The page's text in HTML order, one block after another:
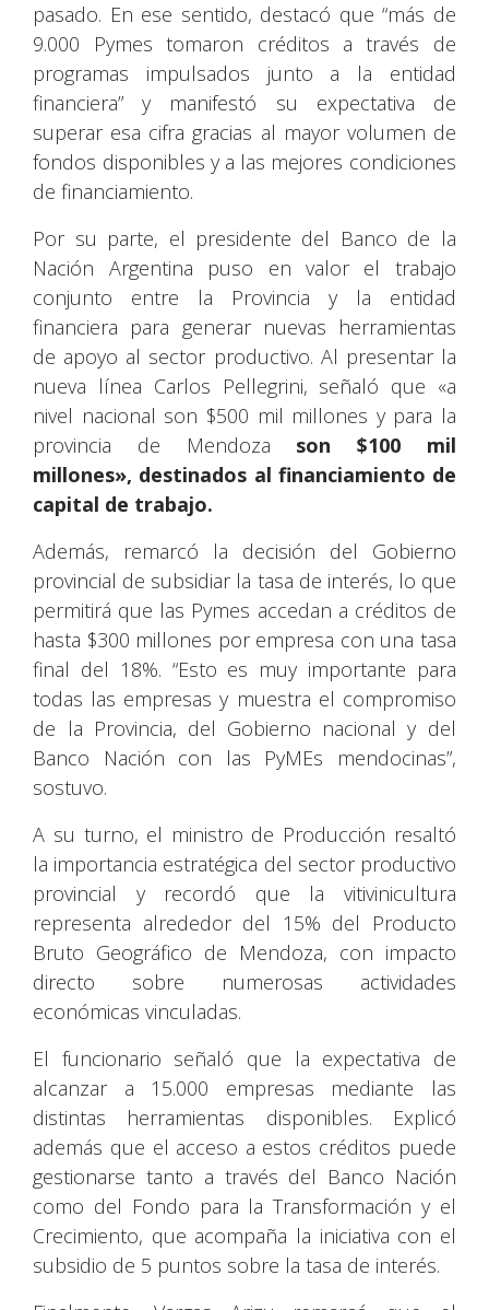
pasado. En ese sentido, destacó que “más de
9.000 Pymes tomaron créditos a través de
programas impulsados junto a la entidad
financiera” y manifestó su expectativa de
superar esa cifra gracias al mayor volumen de
fondos disponibles y a las mejores condiciones
de financiamiento.
Por su parte, el presidente del Banco de la
Nación Argentina puso en valor el trabajo
conjunto entre la Provincia y la entidad
financiera para generar nuevas herramientas
de apoyo al sector productivo. Al presentar la
nueva línea Carlos Pellegrini, señaló que «a
nivel nacional son $500 mil millones y para la
provincia de Mendoza son $100 mil
millones», destinados al financiamiento de
capital de trabajo.
Además, remarcó la decisión del Gobierno
provincial de subsidiar la tasa de interés, lo que
permitirá que las Pymes accedan a créditos de
hasta $300 millones por empresa con una tasa
final del 18%. “Esto es muy importante para
todas las empresas y muestra el compromiso
de la Provincia, del Gobierno nacional y del
Banco Nación con las PyMEs mendocinas”,
sostuvo.
A su turno, el ministro de Producción resaltó
la importancia estratégica del sector productivo
provincial y recordó que la vitivinicultura
representa alrededor del 15% del Producto
Bruto Geográfico de Mendoza, con impacto
directo sobre numerosas actividades
económicas vinculadas.
El funcionario señaló que la expectativa de
alcanzar a 15.000 empresas mediante las
distintas herramientas disponibles. Explicó
además que el acceso a estos créditos puede
gestionarse tanto a través del Banco Nación
como del Fondo para la Transformación y el
Crecimiento, que acompaña la iniciativa con el
subsidio de 5 puntos sobre la tasa de interés.